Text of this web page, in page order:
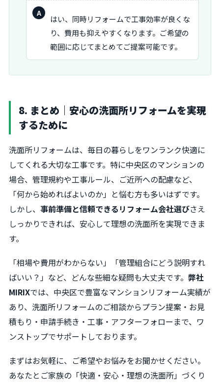
はい、同時リフォームで工事効率が良くな
り、費用も抑えやすくなります。ご希望の
範囲に応じてまとめてご提案可能です。
8. まとめ｜安心の洗面所リフォームを実現
するために
洗面所リフォームは、毎日の暮らしをワンランク快適に
してくれる大切な工事です。特に中央区のマンションの
場合、管理規約や工事ルール、ご近所への配慮など、
「何から始めればよいのか」と悩む方も多いはずです。
しかし、 事前準備と信頼できるリフォーム会社選びさえ
しっかりできれば、安心して理想の洗面所を実現できま
す。
「相場や費用がわからない」「管理組合にどう説明すれ
ばいい？」など、どんな些細な疑問も大丈夫です。 弊社
MIRIXでは、中央区で豊富なマンションリフォーム実績が
あり、洗面所リフォームのご相談からプラン提案・お見
積もり・申請手続き・工事・アフターフォローまで、ワ
ンストップでサポートしております。
まずはお気軽に、ご希望やお悩みをお聞かせください。
あなたとご家族の「快適・安心・理想の洗面所」づくり